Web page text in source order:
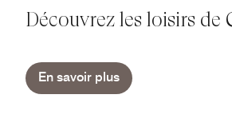
Découvrez les loisirs de
En savoir plus